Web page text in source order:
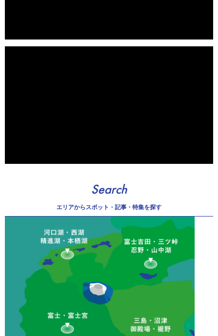
Search
エリアからスポット・記事・特集を探す